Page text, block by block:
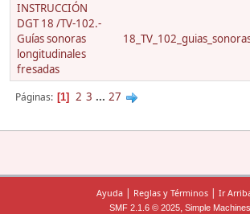
INSTRUCCIÓN
DGT 18 /TV-102.-
Guías sonoras
longitudinales
fresadas
Páginas 1 2 3 ... 27
Ayuda | Reglas y Términos | Ir
SMF 2.1.6 © 2025, Simple Machines